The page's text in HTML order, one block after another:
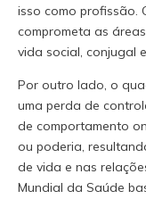
isso como profissão.
comprometa as
vida social, conjugal
Por outro lado, o
uma perda de
de comportamento
ou poderia,
de vida e nas
Mundial da Saúde